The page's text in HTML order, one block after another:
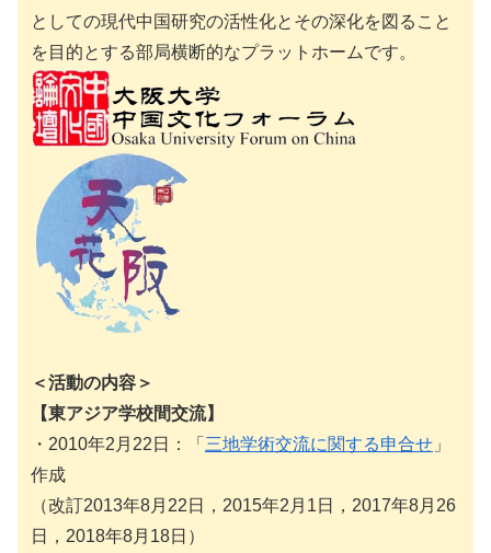
としての現代中国研究の活性化とその深化を図ること
を目的とする部局横断的なプラットホームです。
＜活動の内容＞
【東アジア学校間交流】
・2010年2月22日：「 三地学術交流に関する申合せ 」
作成
（改訂2013年8月22日，2015年2月1日，2017年8月26
日，2018年8月18日）